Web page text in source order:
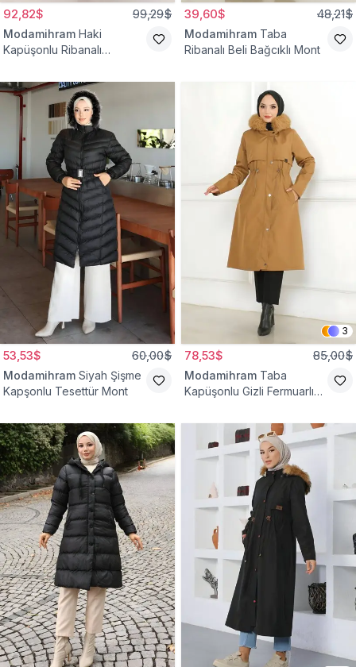
92,82$ 99,29$
Modamihram Haki
Kapüşonlu Ribanalı
39,60$ 48,21$
Modamihram Taba
Ribanalı Beli Bağcıklı Mont
53,53$ 60,00$
Modamihram Siyah Şişme
Kapşonlu Tesettür Mont
3
78,53$ 85,00$
Modamihram Taba
Kapüşonlu Gizli Fermuarlı